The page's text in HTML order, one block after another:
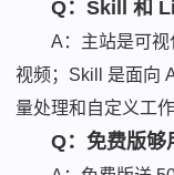
Q：Skill 和
A：主站是可
视频；Skill 是面向
量处理和自定义工
Q：免费版够